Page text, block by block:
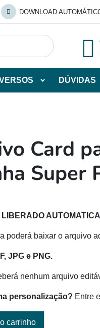
DOWNLOAD
DÚVIDAS
Card
Super
LIBERADO
poderá baixar o arquivo
JPG e PNG.
nenhum arquivo
personalização? Entre
carrinho